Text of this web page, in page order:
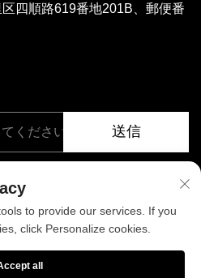
四順路619番地201B、郵便番
送信
有限公司、すべての権利を保有。
to provide our services. If you
click Personalize cookies.
all